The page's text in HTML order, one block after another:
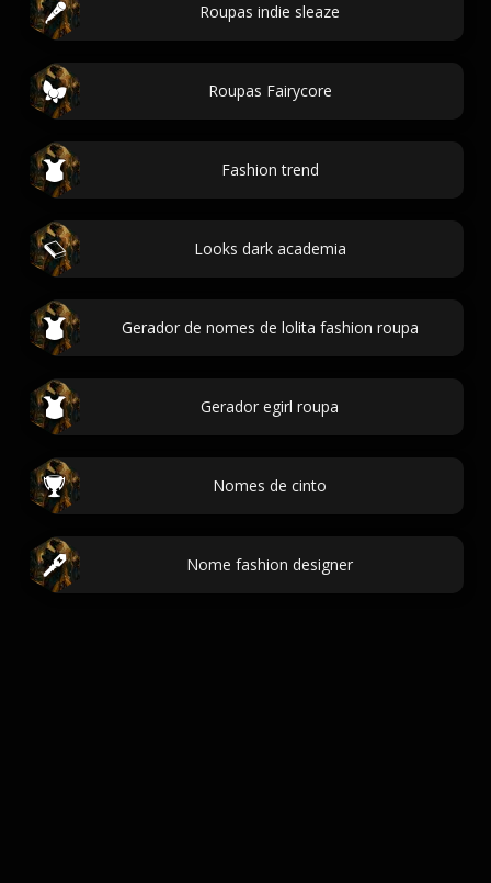
Roupas indie sleaze
Roupas Fairycore
Fashion trend
Looks dark academia
Gerador de nomes de lolita fashion roupa
Gerador egirl roupa
Nomes de cinto
Nome fashion designer